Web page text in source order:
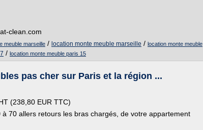
clean.com
meuble marseille / location monte meuble marseille / location monte meuble
/ location monte meuble paris 15
pas cher sur Paris et la région ...
(238,80 EUR TTC)
70 allers retours les bras chargés, de votre appartement